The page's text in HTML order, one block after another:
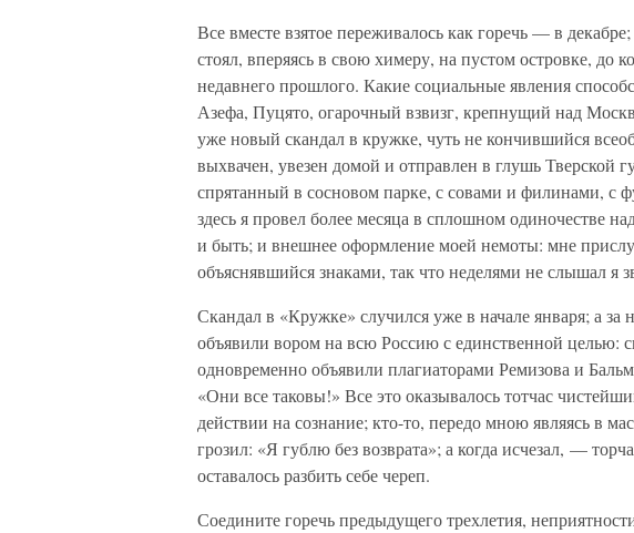
Все вместе взятое переживалось как горечь — в
стоял, вперяясь в свою химеру, на пустом островке, до
недавнего прошлого. Какие социальные явления
Азефа, Пуцято, огарочный взвизг, крепнущий над
уже новый скандал в кружке, чуть не кончившийся
выхвачен, увезен домой и отправлен в глушь Тверской
спрятанный в сосновом парке, с совами и филинами, с
здесь я провел более месяца в сплошном одиночестве
и быть; и внешнее оформление моей немоты: мне
объяснявшийся знаками, так что неделями не слышал я
Скандал в «Кружке» случился уже в начале января; а
объявили вором на всю Россию с единственной целью:
одновременно объявили плагиаторами Ремизова и
«Они все таковы!» Все это оказывалось тотчас
действии на сознание; кто-то, передо мною являясь в
грозил: «Я гублю без возврата»; а когда исчезал, —
оставалось разбить себе череп.
Соедините горечь предыдущего трехлетия,